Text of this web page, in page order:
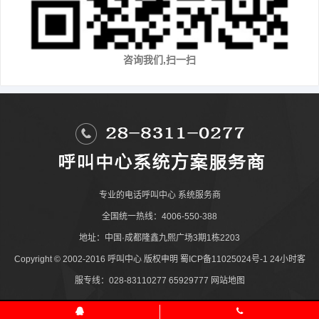
咨询我们,扫一扫
专业的电话呼叫中心系统服务商
全国统一热线：4006-550-388
地址：中国·成都隆鑫九熙广场3期1栋2203
Copyright © 2002-2016 呼叫中心 版权申明 蜀ICP备11025024号-1 24小时客
服专线：028-83110277 65929777 网站地图